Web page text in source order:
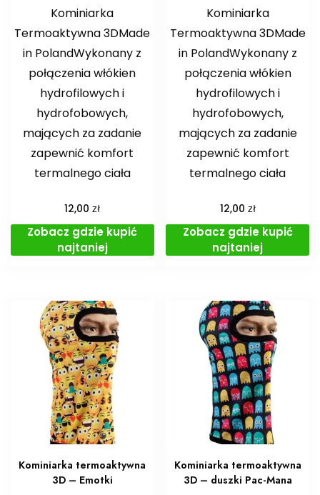
Kominiarka
Termoaktywna 3DMade
in PolandWykonany z
połączenia włókien
hydrofilowych i
hydrofobowych,
mających za zadanie
zapewnić komfort
termalnego ciała
12,00zł
Zobacz gdzie kupić
najtaniej
Kominiarka
Termoaktywna 3DMade
in PolandWykonany z
połączenia włókien
hydrofilowych i
hydrofobowych,
mających za zadanie
zapewnić komfort
termalnego ciała
12,00 zł
Zobacz gdzie kupić
najtaniej
Kominiarka termoaktywna
3D – Emotki
Kominiarka termoaktywna
3D – duszki Pac-Mana